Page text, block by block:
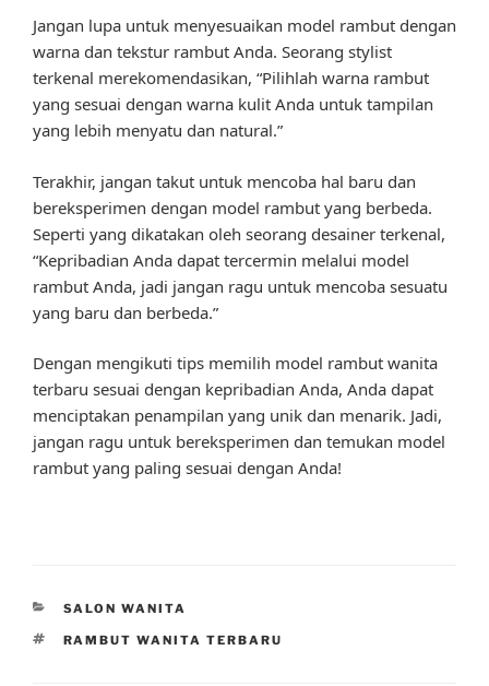
Jangan lupa untuk menyesuaikan model rambut dengan
warna dan tekstur rambut Anda. Seorang stylist
terkenal merekomendasikan, “Pilihlah warna rambut
yang sesuai dengan warna kulit Anda untuk tampilan
yang lebih menyatu dan natural.”
Terakhir, jangan takut untuk mencoba hal baru dan
bereksperimen dengan model rambut yang berbeda.
Seperti yang dikatakan oleh seorang desainer terkenal,
“Kepribadian Anda dapat tercermin melalui model
rambut Anda, jadi jangan ragu untuk mencoba sesuatu
yang baru dan berbeda.”
Dengan mengikuti tips memilih model rambut wanita
terbaru sesuai dengan kepribadian Anda, Anda dapat
menciptakan penampilan yang unik dan menarik. Jadi,
jangan ragu untuk bereksperimen dan temukan model
rambut yang paling sesuai dengan Anda!
CATEGORIES
SALON WANITA
TAGS
RAMBUT WANITA TERBARU